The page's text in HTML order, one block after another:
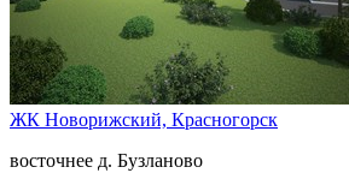
ЖК Новорижский, Красногорск
восточнее д. Бузланово